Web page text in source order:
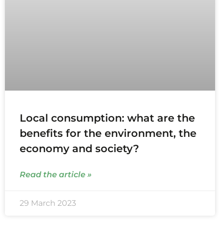
Local consumption: what are the
benefits for the environment, the
economy and society?
Read the article »
29 March 2023